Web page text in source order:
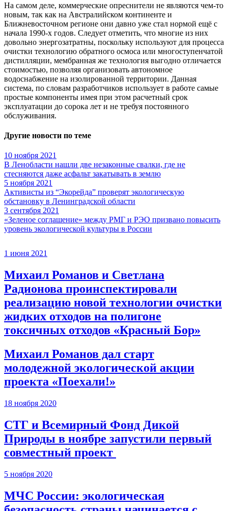
На самом деле, коммерческие опреснители не являются чем-то
новым, так как на Австралийском континенте и
Ближневосточном регионе они давно уже стал нормой ещё с
начала 1990-х годов. Следует отметить, что многие из них
довольно энергозатратны, поскольку используют для процесса
очистки технологию обратного осмоса или многоступенчатой
дистилляции, мембранная же технология выгодно отличается
стоимостью, позволяя организовать автономное
водоснабжение на изолированной территории. Данная
система, по словам разработчиков использует в работе самые
простые компоненты имея при этом расчетный срок
эксплуатации до сорока лет и не требуя постоянного
обслуживания.
Другие новости по теме
10 ноября 2021
В Ленобласти нашли две незаконные свалки, где не
стесняются даже асфальт закатывать в землю
5 ноября 2021
Активисты из “Экорейда” проверят экологическую
обстановку в Ленинградской области
3 сентября 2021
«Зеленое соглашение» между РМГ и РЭО призвано повысить
уровень экологической культуры в России
1 июня 2021
Михаил Романов и Светлана
Радионова проинспектировали
реализацию новой технологии очистки
жидких отходов на полигоне
токсичных отходов «Красный Бор»
Михаил Романов дал старт
молодежной экологической акции
проекта «Поехали!»
18 ноября 2020
СТГ и Всемирный Фонд Дикой
Природы в ноябре запустили первый
совместный проект
5 ноября 2020
МЧС России: экологическая